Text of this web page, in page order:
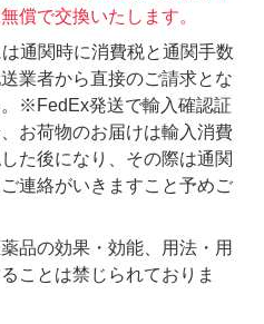
償で交換いたします。
通関時に消費税と通関手数
業者から直接のご請求とな
※FedEx発送で輸入確認証
お荷物のお届けは輸入消費
た後になり、その際は通関
連絡がいきますこと予めご
品の効果・効能、用法・用
ことは禁じられておりま